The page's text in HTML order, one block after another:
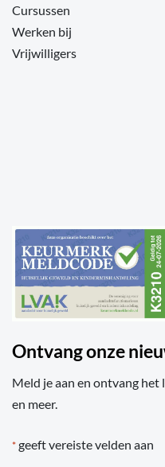
Cursussen
Werken bij
Vrijwilligers
Ontvang onze
Meld je aan en ontvang
en meer.
*geeft vereiste velden aan